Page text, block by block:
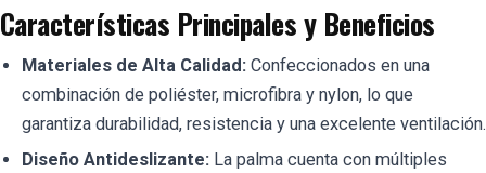
Características Principales y Beneficios
Materiales de Alta Calidad: Confeccionados en una
combinación de poliéster, microfibra y nylon, lo que
garantiza durabilidad, resistencia y una excelente ventilación.
Diseño Antideslizante: La palma cuenta con múltiples